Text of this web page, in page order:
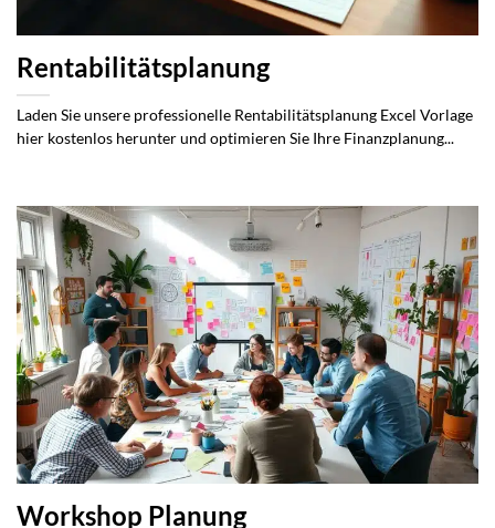
Rentabilitätsplanung
Laden Sie unsere professionelle Rentabilitätsplanung Excel Vorlage
hier kostenlos herunter und optimieren Sie Ihre Finanzplanung...
Workshop Planung